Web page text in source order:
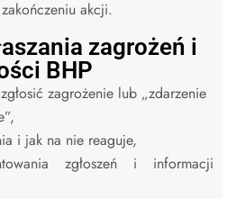
akcji.
zagrożeń i
BHP
zagrożenie lub „zdarzenie
i jak na nie reaguje,
zgłoszeń i informacji